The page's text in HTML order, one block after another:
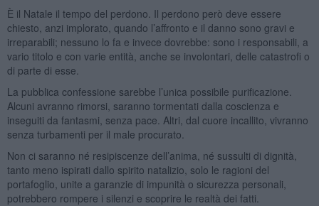
È il Natale il tempo del perdono. Il perdono però deve essere
chiesto, anzi implorato, quando l’affronto e il danno sono gravi e
irreparabili; nessuno lo fa e invece dovrebbe: sono i responsabili, a
vario titolo e con varie entità, anche se involontari, delle catastrofi o
di parte di esse.
La pubblica confessione sarebbe l’unica possibile purificazione.
Alcuni avranno rimorsi, saranno tormentati dalla coscienza e
inseguiti da fantasmi, senza pace. Altri, dal cuore incallito, vivranno
senza turbamenti per il male procurato.
Non ci saranno né resipiscenze dell’anima, né sussulti di dignità,
tanto meno ispirati dallo spirito natalizio, solo le ragioni del
portafoglio, unite a garanzie di impunità o sicurezza personali,
potrebbero rompere i silenzi e scoprire le realtà dei fatti.